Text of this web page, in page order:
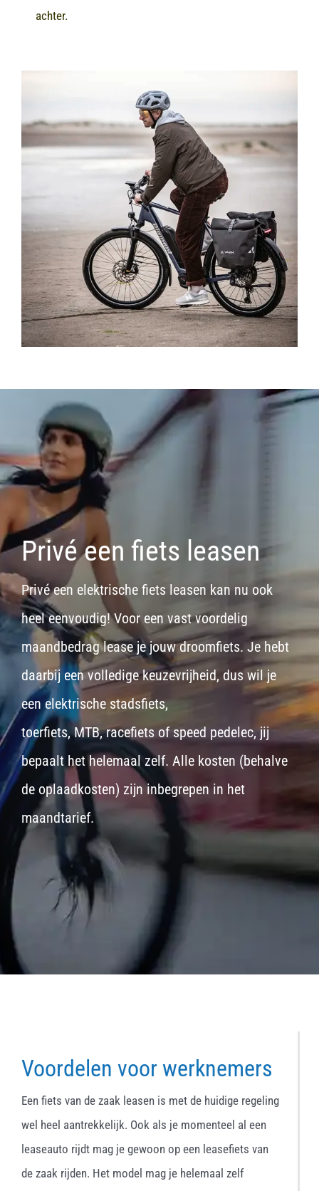
achter.
Privé een fiets leasen
Privé een elektrische fiets leasen kan nu ook
heel eenvoudig! Voor een vast voordelig
maandbedrag lease je jouw droomfiets. Je hebt
daarbij een volledige keuzevrijheid, dus wil je
eenelektrische stadsfiets,
toerfiets,MTB,racefietsof speed pedelec, jij
bepaalt het helemaal zelf. Alle kosten (behalve
de oplaadkosten) zijn inbegrepen in het
maandtarief.
Voordelen voor werknemers
Een fiets van de zaak leasen is met de huidige regeling
wel heel aantrekkelijk. Ook als je momenteel al een
leaseauto rijdt mag je gewoon op een leasefiets van
de zaak rijden. Het model mag je helemaal zelf